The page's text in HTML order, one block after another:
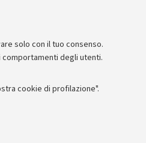
solo con il tuo consenso.
degli utenti.
cookie di profilazione".
Informazioni sul sito e
Privacy e note legali